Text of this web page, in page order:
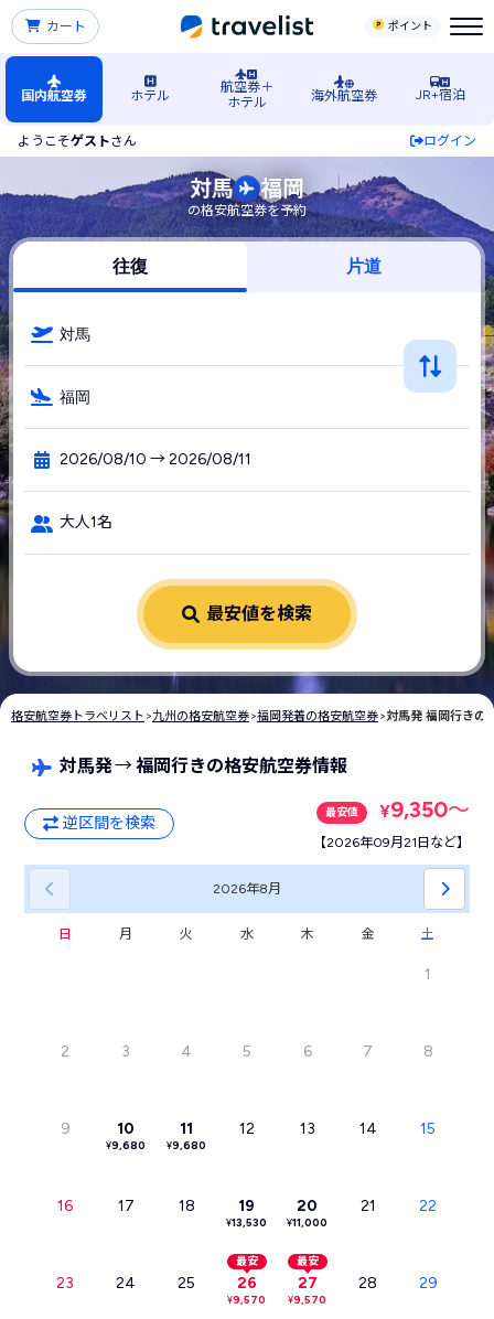
ポイント
カート
国内航空券 ホテル
航空券＋
ホテル
海外航空券 JR+宿泊
ようこそゲストさん ログイン
対馬空港発→福岡空港行きの格安航空券・飛行機・LCC予約
対馬 福岡
の格安航空券を予約
往復 片道
対馬
福岡
2026/08/10 → 2026/08/11
大人1名
最安値を検索
格安航空券トラベリスト >九州の格安航空券>福岡発着の格安航空券>対馬発 福岡行きの
対馬発→福岡行きの格安航空券情報
逆区間を検索
最安値 ¥9,350〜
【2026年09月21日など】
2026年8月
日 月 火 水 木 金 土
1
2 3 4 5 6 7 8
9 10
¥9,680
11
¥9,680
12 13 14 15
16 17 18 19
¥13,530
20
¥11,000
21 22
23 24 25
最安
26
¥9,570
最安
27
¥9,570
28 29